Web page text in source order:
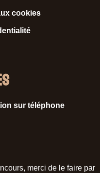
cookies
sur téléphone
merci de le faire par